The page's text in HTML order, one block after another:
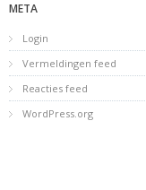
META
Login
Vermeldingen feed
Reacties feed
WordPress.org